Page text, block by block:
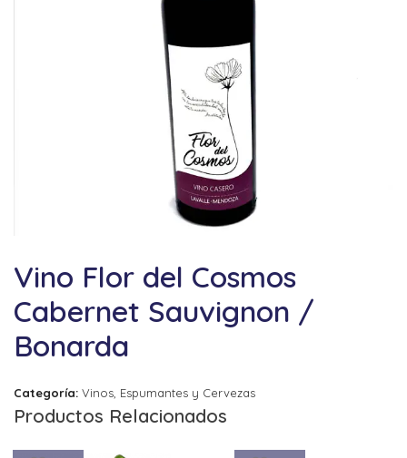
Vino Flor del Cosmos
Cabernet Sauvignon /
Bonarda
Categoría: Vinos, Espumantes y Cervezas
Productos Relacionados